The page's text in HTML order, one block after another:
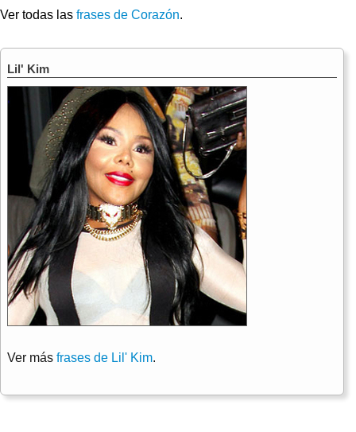
Ver todas las frases de Corazón.
Lil' Kim
Ver más frases de Lil' Kim.